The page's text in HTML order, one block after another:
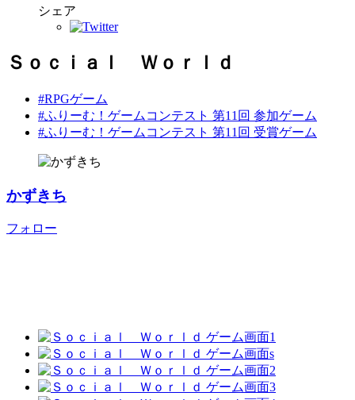
シェア
Ｓｏｃｉａｌ Ｗｏｒｌｄ
#RPGゲーム
#ふりーむ！ゲームコンテスト 第11回 参加ゲーム
#ふりーむ！ゲームコンテスト 第11回 受賞ゲーム
かずきち
フォロー